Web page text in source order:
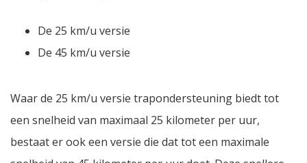
De 25 km/u versie
De 45 km/u versie
Waar de 25 km/u versie trapondersteuning biedt tot
een snelheid van maximaal 25 kilometer per uur,
bestaat er ook een versie die dat tot een maximale